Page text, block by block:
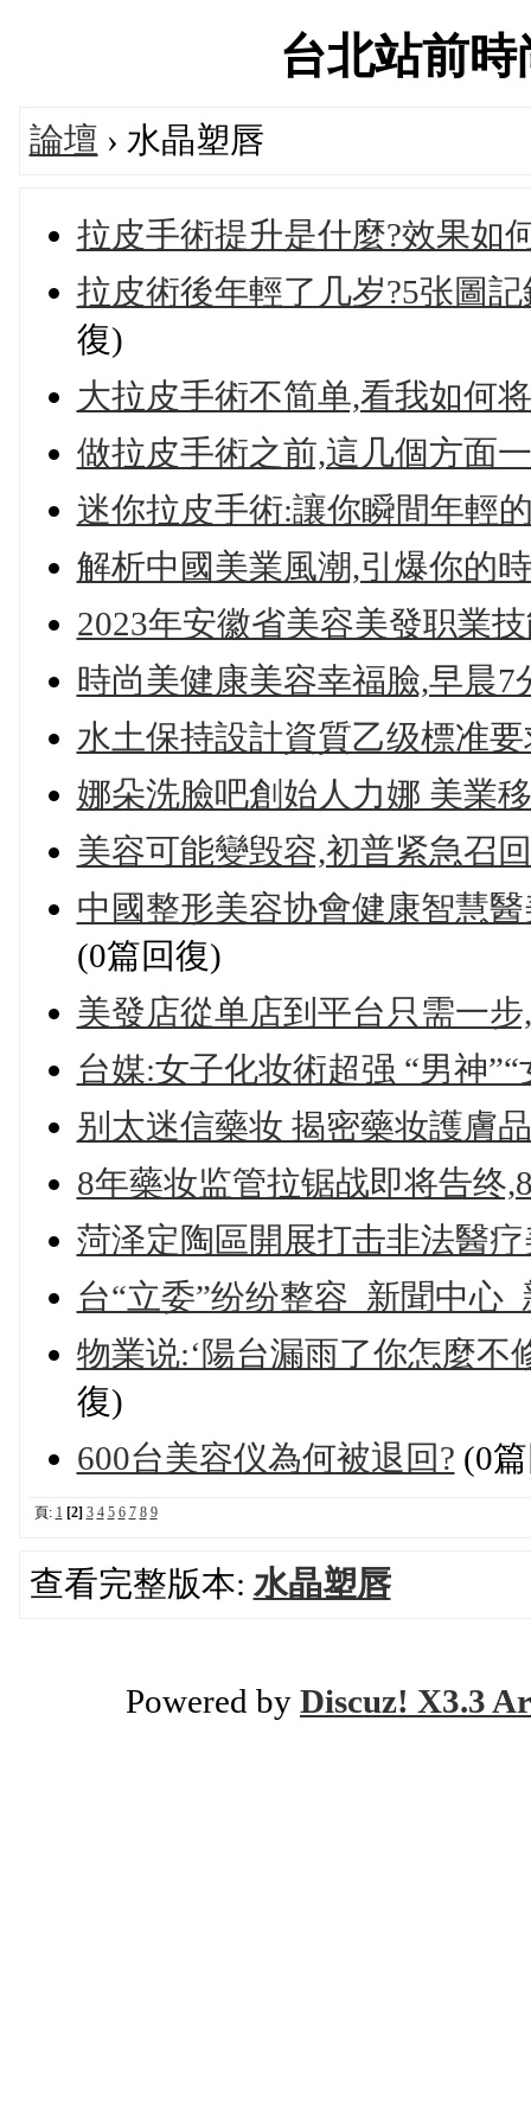
台北站前
論壇 › 水晶塑唇
拉皮手術提升是什麼?效果如
拉皮術後年輕了几岁?5张圖
復)
大拉皮手術不简单,看我如何
做拉皮手術之前,這几個方面
迷你拉皮手術:讓你瞬間年輕
解析中國美業風潮,引爆你的
2023年安徽省美容美發职業
時尚美健康美容幸福臉,早晨
水土保持設計資質乙级標准
娜朵洗臉吧創始人力娜 美業
美容可能變毁容,初普紧急召
中國整形美容协會健康智慧
(0篇回復)
美發店從单店到平台只需一
台媒:女子化妆術超强 “男神
别太迷信藥妆 揭密藥妆護膚
8年藥妆监管拉锯战即将告终
菏泽定陶區開展打击非法醫
台“立委”纷纷整容_新聞中心
物業说:‘陽台漏雨了你怎麼不
復)
600台美容仪為何被退回? (0
頁: 1 [2] 3 4 5 6 7 8 9
查看完整版本: 水晶塑唇
Powered by Discuz! X3.3